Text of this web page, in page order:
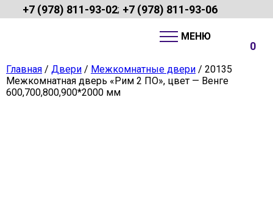
+7 (978) 811-93-02; +7 (978) 811-93-06
0
Главная / Двери / Межкомнатные двери / 20135
Межкомнатная дверь «Рим 2 ПО», цвет — Венге
600,700,800,900*2000 мм